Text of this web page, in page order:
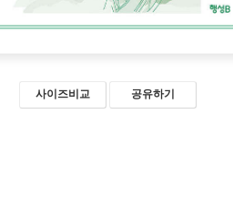
사이즈비교 공유하기